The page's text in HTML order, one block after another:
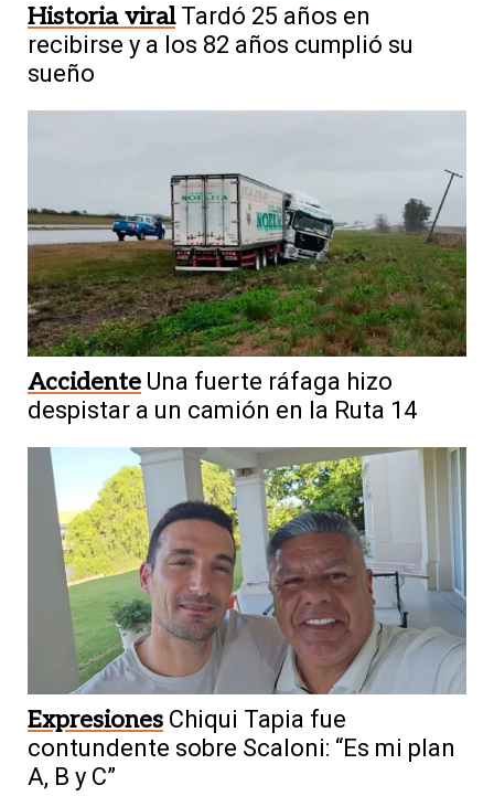
Historia viral Tardó 25 años en
recibirse y a los 82 años cumplió su
sueño
Accidente Una fuerte ráfaga hizo
despistar a un camión en la Ruta 14
Expresiones Chiqui Tapia fue
contundente sobre Scaloni: “Es mi plan
A, B y C”